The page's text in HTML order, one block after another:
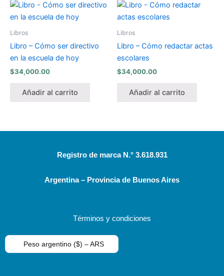
Libros
Libro – Cómo ser directivo
en la escuela de hoy
$34,000.00
Añadir al carrito
Libros
Libro – Cómo redactar actas
escolares
$34,000.00
Añadir al carrito
Registro de marca N.° 3.618.931
Argentina – Provincia de Buenos Aires
Términos y condiciones
Peso argentino ($) – ARS